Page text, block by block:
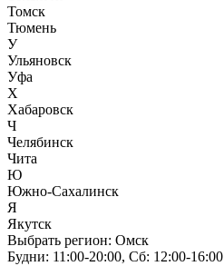
Томск
Тюмень
У
Ульяновск
Уфа
Х
Хабаровск
Ч
Челябинск
Чита
Ю
Южно-Сахалинск
Я
Якутск
Выбрать регион: Омск
Будни: 11:00‑20:00, Сб: 12:00‑16:00